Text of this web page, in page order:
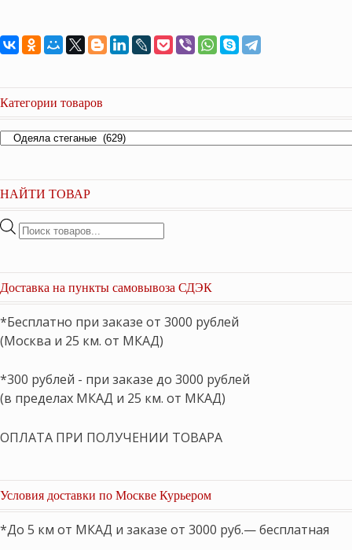
Категории товаров
НАЙТИ ТОВАР
Поиск
Доставка на пункты самовывоза СДЭК
*Бесплатно при заказе от 3000 рублей
(Москва и 25 км. от МКАД)
*300 рублей - при заказе до 3000 рублей
(в пределах МКАД и 25 км. от МКАД)
ОПЛАТА ПРИ ПОЛУЧЕНИИ ТОВАРА
Условия доставки по Москве Курьером
*До 5 км от МКАД и заказе от 3000 руб.— бесплатная